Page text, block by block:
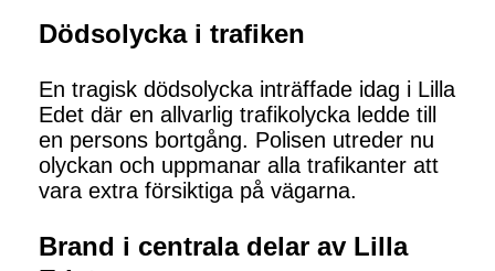
Dödsolycka i trafiken
En tragisk dödsolycka inträffade idag i Lilla
Edet där en allvarlig trafikolycka ledde till
en persons bortgång. Polisen utreder nu
olyckan och uppmanar alla trafikanter att
vara extra försiktiga på vägarna.
Brand i centrala delar av Lilla